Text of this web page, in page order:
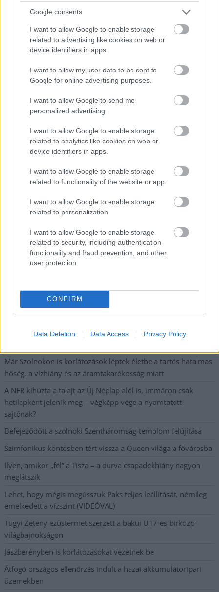
Google consents
I want to allow Google to enable storage
related to advertising like cookies on web or
device identifiers in apps.
I want to allow my user data to be sent to
Google for online advertising purposes.
I want to allow Google to send me
personalized advertising.
I want to allow Google to enable storage
related to analytics like cookies on web or
device identifiers in apps.
I want to allow Google to enable storage
related to functionality of the website or app.
I want to allow Google to enable storage
related to personalization.
I want to allow Google to enable storage
related to security, including authentication
functionality and fraud prevention, and other
user protection.
CONFIRM
Data Deletion Data Access Privacy Policy
Egyszer fent, egyszer lent, így festett a Duna a két évvel
ezelőtti árvíz idején és így most – fotógyűjtemény
ugyanazokból a szögekből
Ilyenek eddig a tapasztalatok a vendégektől – a hőhullám
miatt ingyenes a strandolás Szolnokon
Nem biztató: a hétvégi kisebb felfrissülés után jövő héten
megint visszatér a forróság, újra rekkenő hőség jön, akár 38
Közzétették a szakértői állásfoglalást, a Fiumei úti fák
többsége szakszerűen már nem ápolható
A MÚOSZ sajtódíjának második helyét nyerte el a Borsod24 és
a Paraméter közös riportfilmje a Sajó szennyezéséről
Csángó Fesztivál
mezőtúri kórházban leállt a klíma
Átszervezi működését az osztrák óriáscég, Szolnok is érintett
Tragédiába torkollott a segítségnyújtás elmulasztása, három
Hatalmas lángok csaptak fel Szolnokon
Vízitraffipax a Tisza-tavon: mostantól senki sem úszhatja meg
Már Szolnokon is korlátozások léptek életbe a tartós hatalmas
hőség, a vízhiány és az áramtakarékosság miatt
A NER kihúzta a talajt az Új Néplap alól is, immáron csak
hetilapként jelenik meg – végképp vége a nyomtatott
sajtónak?
Befejeződött a szolnoki Szentháromság-templom felújítása
Szimfonikus köntösben tért vissza a Queen világa a fővárosba
Ilyen, amikor „fél” a Tisza – a durva csapadékhiány nagyon
meglátszik
Lehet, hogy mégis megússzuk Paks teljes leállítását, némileg
emelkedett a vízszint (VIDEÓVAL)
Tugyi Zétény ezüstérmet szerzett a bakui U17-es birkózó-
világbajnokságon
Jászberényben is korlátozásokat vezetnek be
Átfogó országos ellenőrzés indult a hazai akkumulátoripari
üzemekben